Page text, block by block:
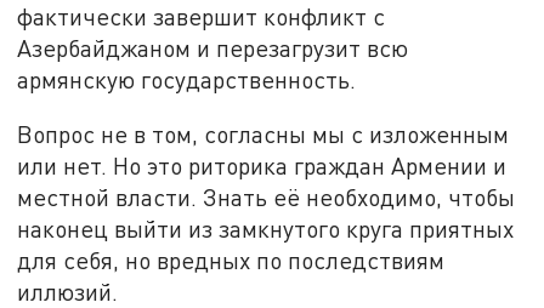
фактически завершит конфликт с
Азербайджаном и перезагрузит всю
армянскую государственность.
Вопрос не в том, согласны мы с изложенным
или нет. Но это риторика граждан Армении и
местной власти. Знать её необходимо, чтобы
наконец выйти из замкнутого круга приятных
для себя, но вредных по последствиям
иллюзий.